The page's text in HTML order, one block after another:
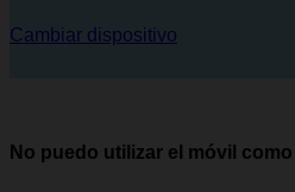
Cambiar dispositivo
No puedo utilizar el móvil